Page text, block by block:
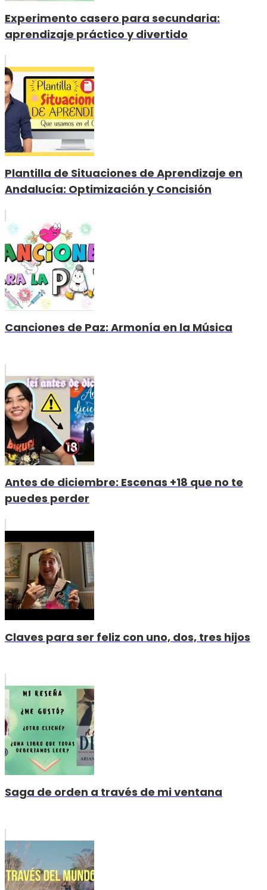
Experimento casero para secundaria:
aprendizaje práctico y divertido
Plantilla de Situaciones de Aprendizaje en
Andalucía: Optimización y Concisión
Canciones de Paz: Armonía en la Música
Antes de diciembre: Escenas +18 que no te
puedes perder
Claves para ser feliz con uno, dos, tres hijos
Saga de orden a través de mi ventana